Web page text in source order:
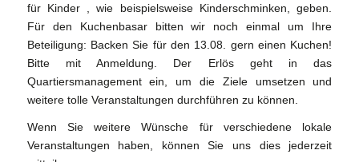
für Kinder , wie beispielsweise Kinderschminken, geben.
Für den Kuchenbasar bitten wir noch einmal um Ihre
Beteiligung: Backen Sie für den 13.08. gern einen Kuchen!
Bitte mit Anmeldung. Der Erlös geht in das
Quartiersmanagement ein, um die Ziele umsetzen und
weitere tolle Veranstaltungen durchführen zu können.
Wenn Sie weitere Wünsche für verschiedene lokale
Veranstaltungen haben, können Sie uns dies jederzeit